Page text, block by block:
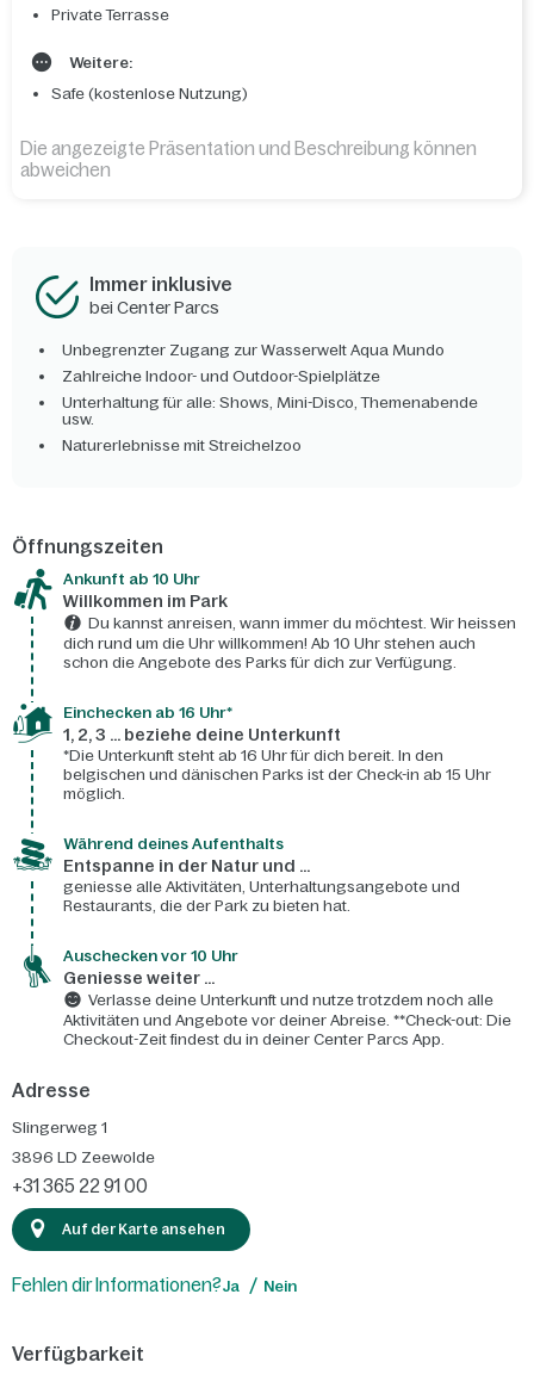
Private Terrasse
Weitere:
Safe (kostenlose Nutzung)
Die angezeigte Präsentation und Beschreibung können
abweichen
Immer inklusive
bei Center Parcs
Unbegrenzter Zugang zur Wasserwelt Aqua Mundo
Zahlreiche Indoor- und Outdoor-Spielplätze
Unterhaltung für alle: Shows, Mini-Disco, Themenabende
usw.
Naturerlebnisse mit Streichelzoo
Öffnungszeiten
Ankunft ab 10 Uhr
Willkommen im Park
Du kannst anreisen, wann immer du möchtest. Wir heissen
dich rund um die Uhr willkommen! Ab 10 Uhr stehen auch
schon die Angebote des Parks für dich zur Verfügung.
Einchecken ab 16 Uhr*
1, 2, 3 ... beziehe deine Unterkunft
*Die Unterkunft steht ab 16 Uhr für dich bereit. In den
belgischen und dänischen Parks ist der Check-in ab 15 Uhr
möglich.
Während deines Aufenthalts
Entspanne in der Natur und ...
geniesse alle Aktivitäten, Unterhaltungsangebote und
Restaurants, die der Park zu bieten hat.
Auschecken vor 10 Uhr
Geniesse weiter ...
Verlasse deine Unterkunft und nutze trotzdem noch alle
Aktivitäten und Angebote vor deiner Abreise. **Check-out: Die
Checkout-Zeit findest du in deiner Center Parcs App.
Adresse
Slingerweg 1
3896 LD Zeewolde
+31 365 22 91 00
Auf der Karte ansehen
Fehlen dir Informationen?Ja Nein
Verfügbarkeit